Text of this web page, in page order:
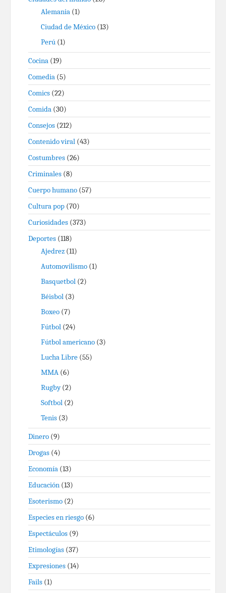
Alemania (1)
Ciudad de México (13)
Perú (1)
Cocina (19)
Comedia (5)
Comics (22)
Comida (30)
Consejos (212)
Contenido viral (43)
Costumbres (26)
Criminales (8)
Cuerpo humano (57)
Cultura pop (70)
Curiosidades (373)
Deportes (118)
Ajedrez (11)
Automovilismo (1)
Basquetbol (2)
Béisbol (3)
Boxeo (7)
Fútbol (24)
Fútbol americano (3)
Lucha Libre (55)
MMA (6)
Rugby(2)
Softbol (2)
Tenis (3)
Dinero (9)
Drogas (4)
Economía (13)
Educación (13)
Esoterismo (2)
Especies en riesgo (6)
Espectáculos (9)
Etimologías (37)
Expresiones (14)
Fails (1)